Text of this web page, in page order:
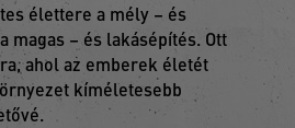
élettere a mély – és
magas – és lakásépítés. Ott
ahol az emberek életét
kíméletesebb